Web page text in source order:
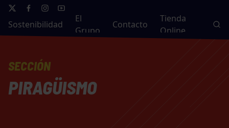
Sostenibilidad
El
Grupo
Contacto
Tienda
Online
SECCIÓN
PIRAGÜISMO